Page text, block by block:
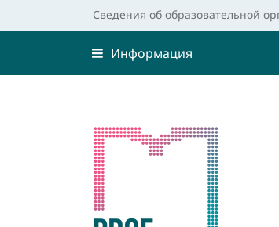
Сведения об образовательной
Информация